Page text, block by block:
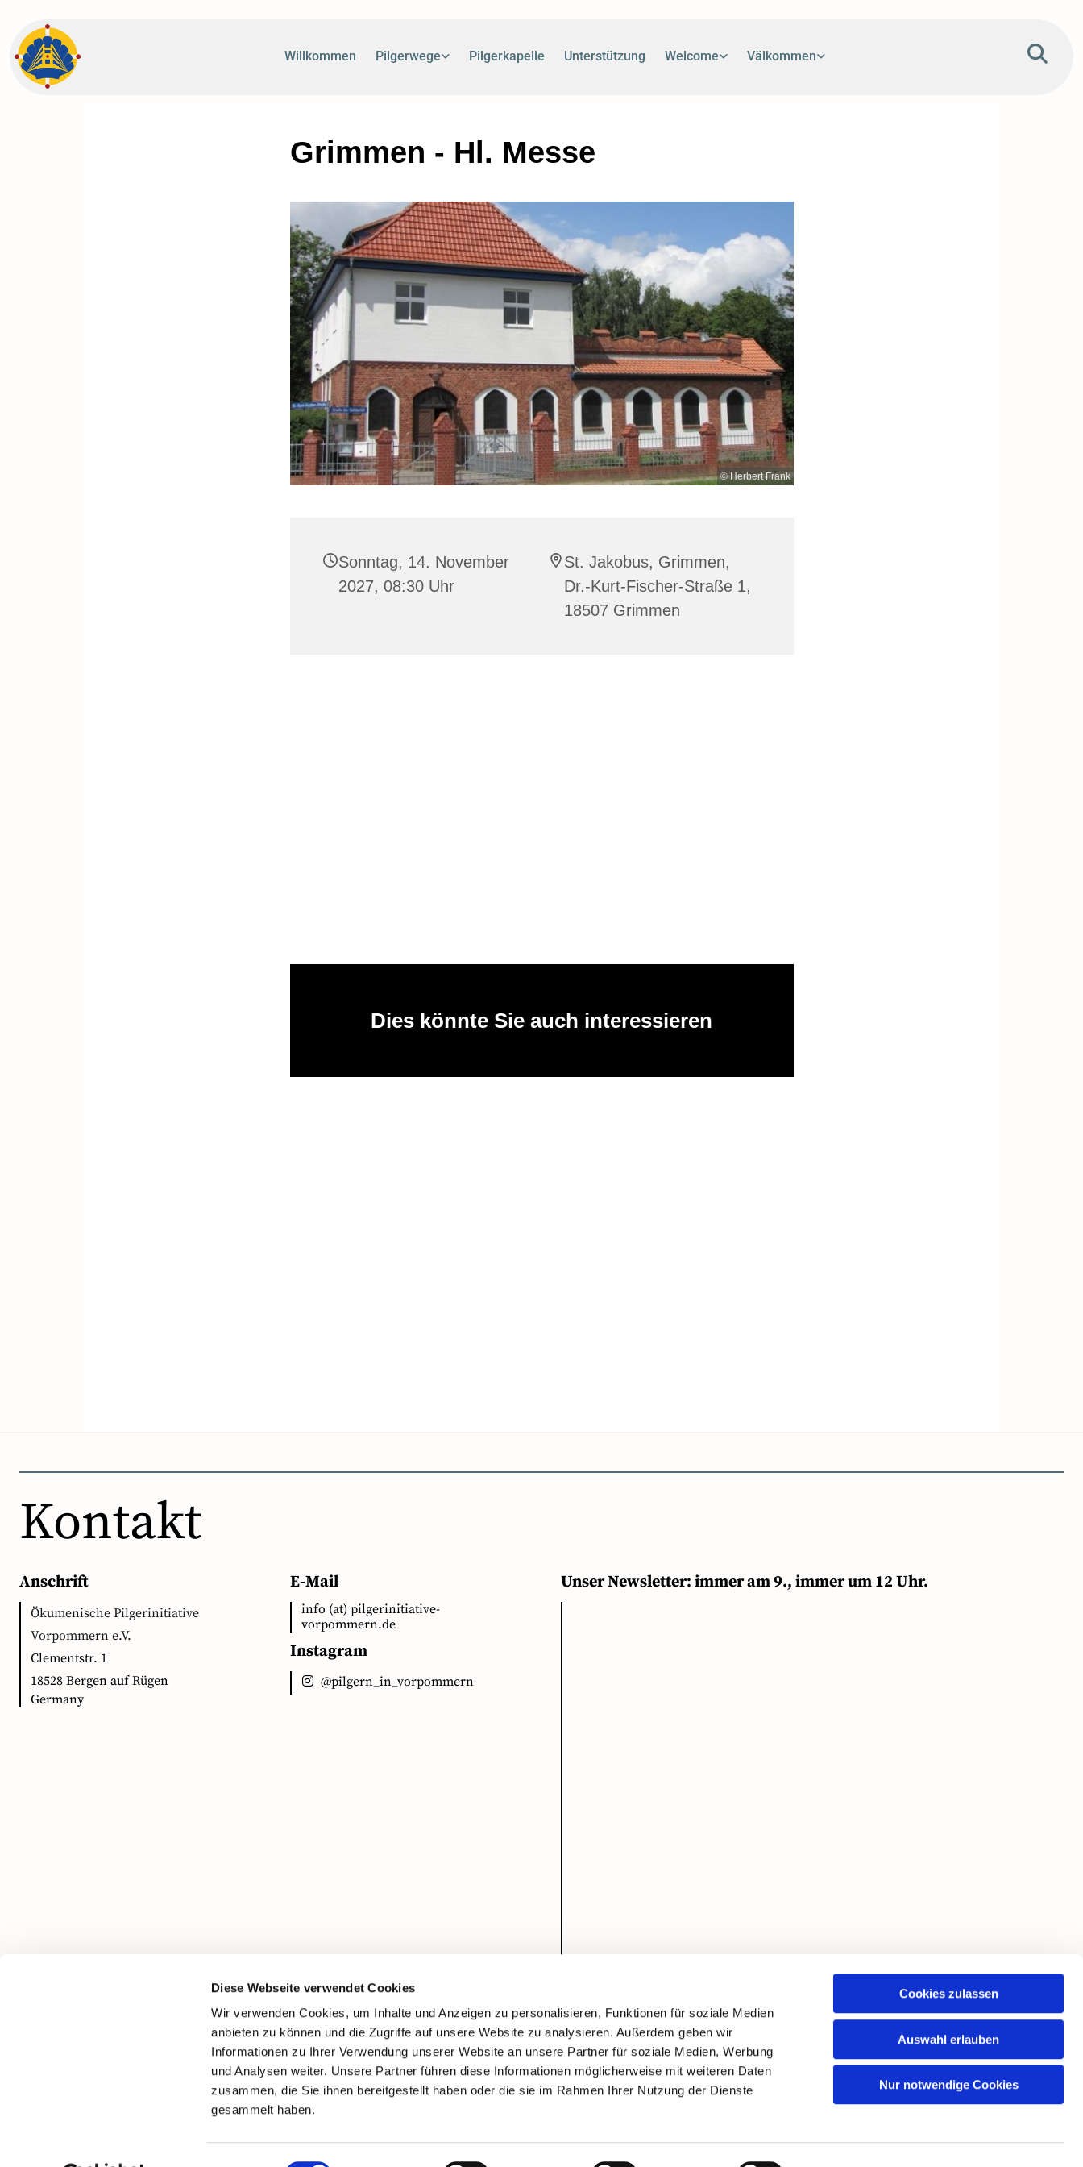
Diese Webseite verwendet Cookies
Wir verwenden Cookies, um Inhalte und Anzeigen zu personalisieren, Funktionen für soziale Medien
anbieten zu können und die Zugriffe auf unsere Website zu analysieren. Außerdem geben wir
Informationen zu Ihrer Verwendung unserer Website an unsere Partner für soziale Medien, Werbung
und Analysen weiter. Unsere Partner führen diese Informationen möglicherweise mit weiteren Daten
zusammen, die Sie ihnen bereitgestellt haben oder die sie im Rahmen Ihrer Nutzung der Dienste
gesammelt haben.
Einwilligungsauswahl
Cookies zulassen
Auswahl erlauben
Nur notwendige Cookies
Willkommen Pilgerwege Pilgerkapelle Unterstützung Welcome Välkommen
Grimmen - Hl. Messe
© Herbert Frank
Sonntag, 14. November
2027, 08:30 Uhr
St. Jakobus, Grimmen,
Dr.-Kurt-Fischer-Straße 1,
18507 Grimmen
Dies könnte Sie auch interessieren
Kontakt
Anschrift
Ökumenische Pilgerinitiative
Vorpommern e.V.
Clementstr. 1
18528 Bergen auf Rügen
Germany
E-Mail
info (at) pilgerinitiative-
vorpommern.de
Instagram
@pilgern_in_vorpommern
Unser Newsletter: immer am 9., immer um 12 Uhr.